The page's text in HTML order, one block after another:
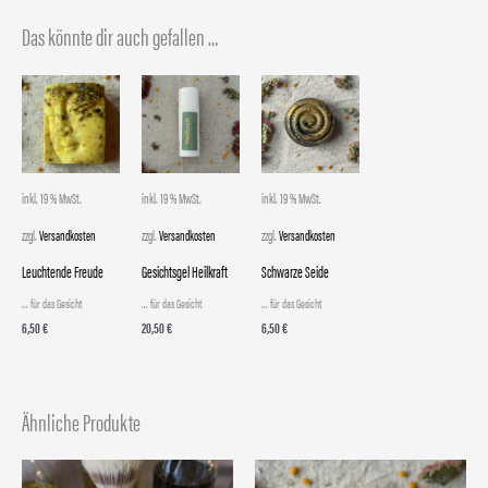
Das könnte dir auch gefallen …
inkl. 19 % MwSt.
zzgl.Versandkosten
Leuchtende Freude
... für das Gesicht
6,50€
inkl. 19 % MwSt.
zzgl.Versandkosten
Gesichtsgel Heilkraft
... für das Gesicht
20,50€
inkl. 19 % MwSt.
zzgl.Versandkosten
Schwarze Seide
... für das Gesicht
6,50€
Ähnliche Produkte